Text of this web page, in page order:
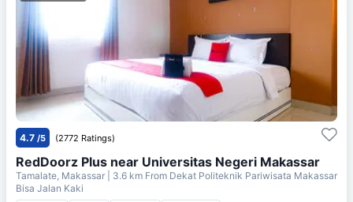
4.7 /5 (2772 Ratings)
RedDoorz Plus near Universitas Negeri Makassar
Tamalate, Makassar | 3.6 km From Dekat Politeknik Pariwisata Makassar
Bisa Jalan Kaki